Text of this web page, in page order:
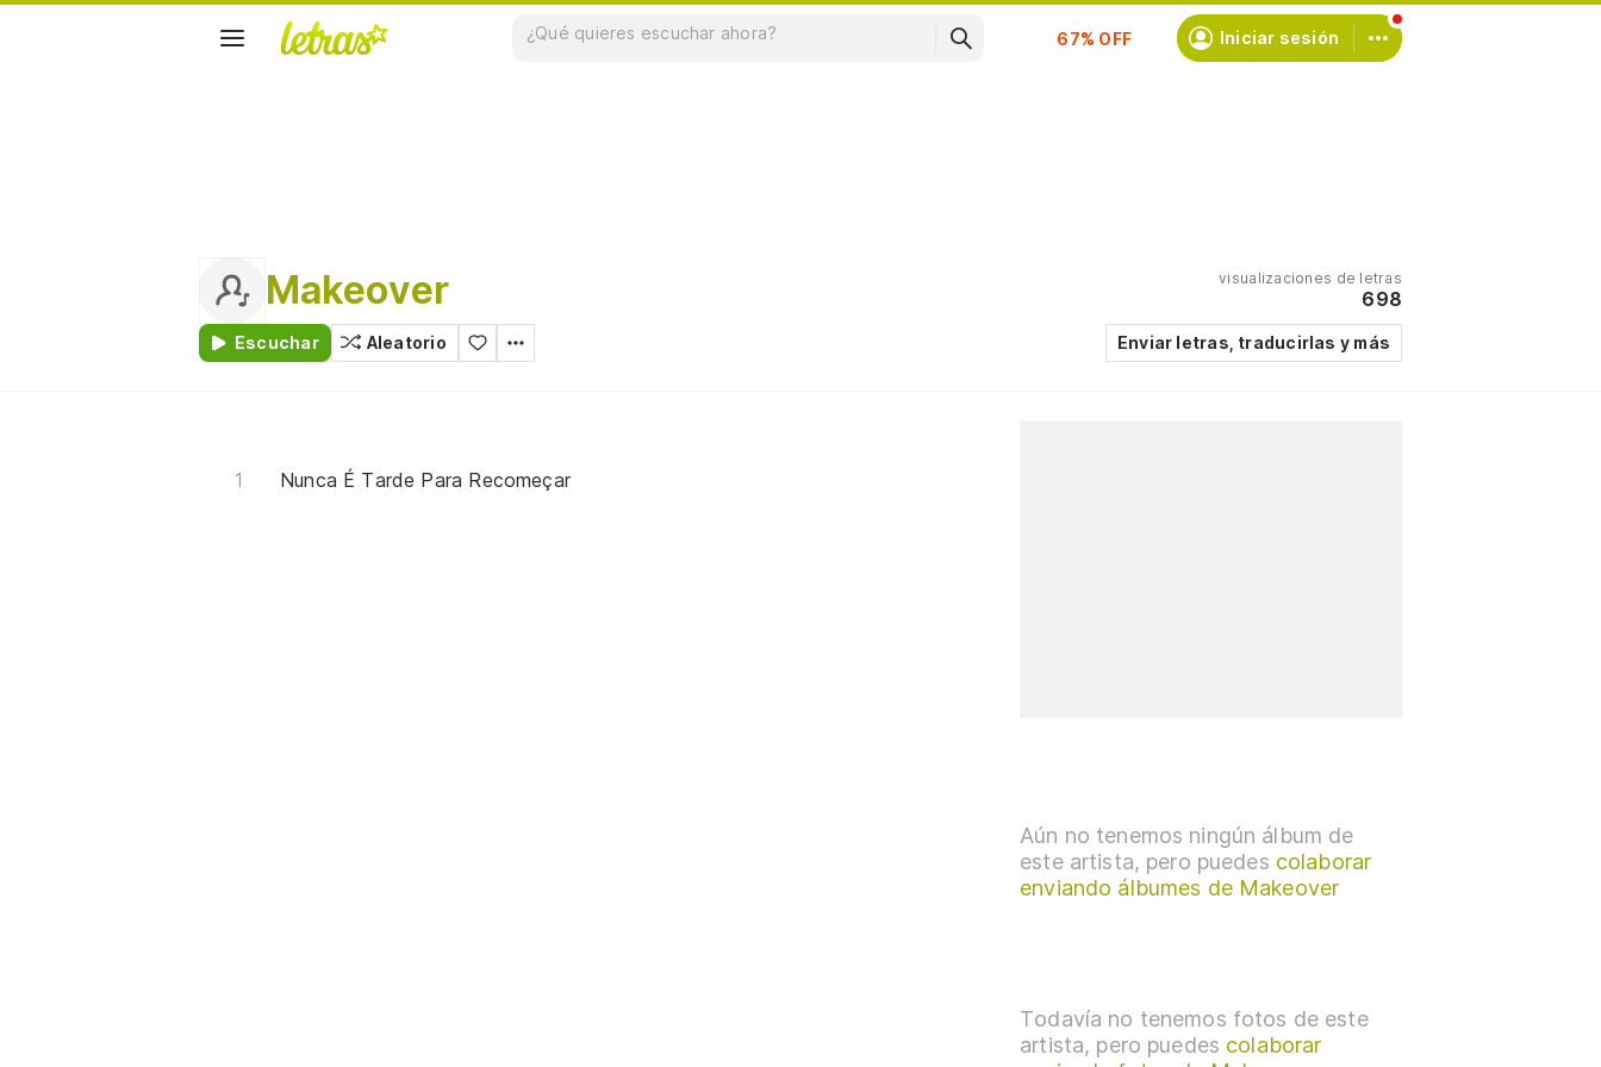
Suscríbete Iniciar sesión
Makeover
Escuchar Aleatorio
visualizaciones de letras
698
Enviar letras, traducirlas y más
Nunca É Tarde Para Recomeçar
Aún no tenemos ningún álbum de
este artista, pero puedes colaborar
enviando álbumes de Makeover
Todavía no tenemos fotos de este
artista, pero puedes colaborar